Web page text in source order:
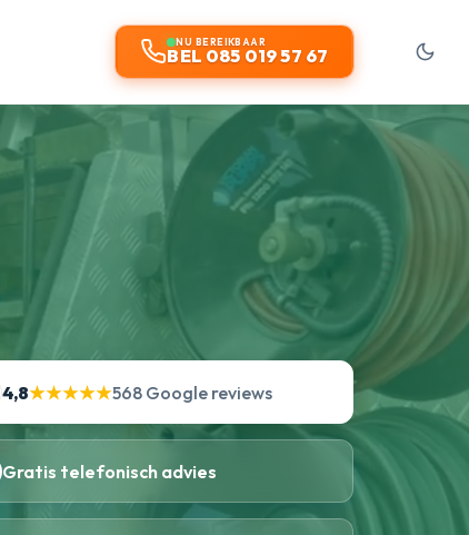
NU BEREIKBAAR
BEL 085 019 57 67
4,8★★★★★568 Google reviews
Gratis telefonisch advies